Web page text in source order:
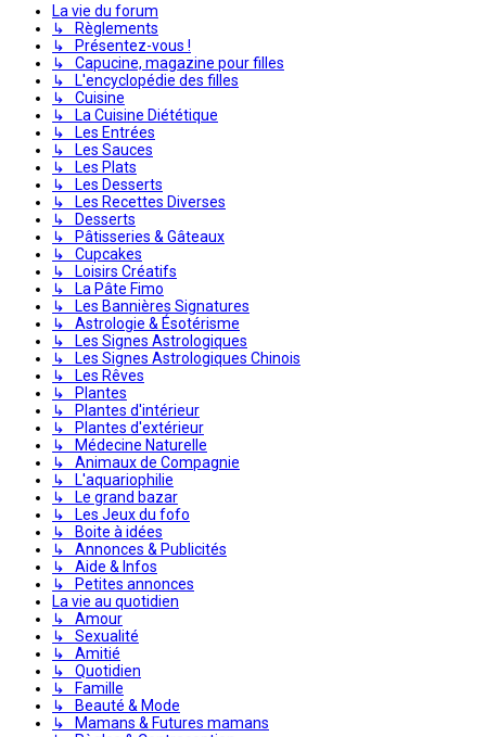
La vie du forum
↳ Règlements
↳ Présentez-vous !
↳ Capucine, magazine pour filles
↳ L'encyclopédie des filles
↳ Cuisine
↳ La Cuisine Diététique
↳ Les Entrées
↳ Les Sauces
↳ Les Plats
↳ Les Desserts
↳ Les Recettes Diverses
↳ Desserts
↳ Pâtisseries & Gâteaux
↳ Cupcakes
↳ Loisirs Créatifs
↳ La Pâte Fimo
↳ Les Bannières Signatures
↳ Astrologie & Ésotérisme
↳ Les Signes Astrologiques
↳ Les Signes Astrologiques Chinois
↳ Les Rêves
↳ Plantes
↳ Plantes d'intérieur
↳ Plantes d'extérieur
↳ Médecine Naturelle
↳ Animaux de Compagnie
↳ L'aquariophilie
↳ Le grand bazar
↳ Les Jeux du fofo
↳ Boite à idées
↳ Annonces & Publicités
↳ Aide & Infos
↳ Petites annonces
La vie au quotidien
↳ Amour
↳ Sexualité
↳ Amitié
↳ Quotidien
↳ Famille
↳ Beauté & Mode
↳ Mamans & Futures mamans